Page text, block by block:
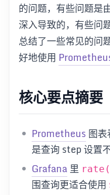
的问题，有些问题是
深入导致的，有些问
总结了一些常见的问
好地使用
核心要点摘要
Prometheus 图
是查询 step 设置
Grafana里
围查询更适合使用